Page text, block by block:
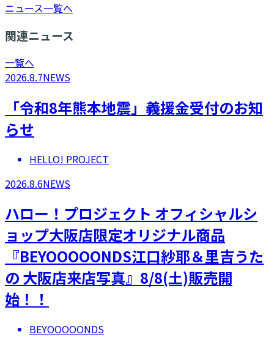
ニュース一覧へ
関連ニュース
一覧へ
2026.8.7NEWS
「令和8年熊本地震」義援金受付のお知
らせ
HELLO! PROJECT
2026.8.6NEWS
ハロー！プロジェクト オフィシャルシ
ョップ大阪店限定オリジナル商品
『BEYOOOOONDS江口紗耶＆里吉うた
の 大阪店来店写真』8/8(土)販売開
始！！
BEYOOOOONDS